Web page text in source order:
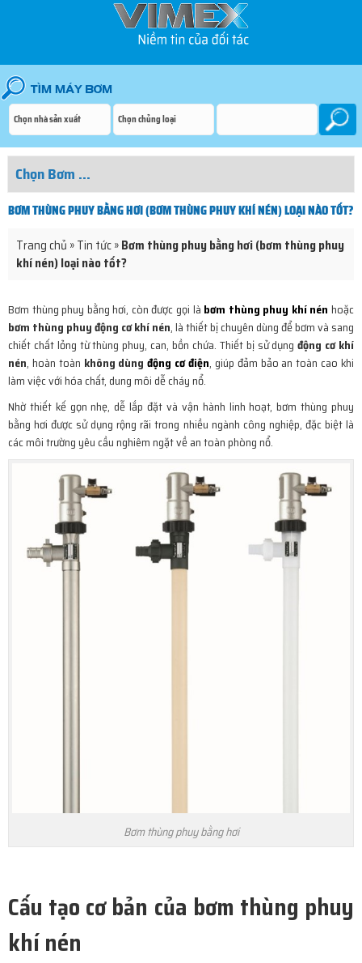
BƠM THÙNG PHUY BẰNG HƠI (BƠM THÙNG PHUY KHÍ NÉN) LOẠI NÀO TỐT?
Trang chủ »Tin tức»Bơm thùng phuy bằng hơi (bơm thùng phuy
khí nén) loại nào tốt?
Bơm thùng phuy bằng hơi, còn được gọi là bơm thùng phuy khí nén hoặc
bơm thùng phuy động cơ khí nén, là thiết bị chuyên dùng để bơm và sang
chiết chất lỏng từ thùng phuy, can, bồn chứa. Thiết bị sử dụngđộng cơ khí
nén, hoàn toàn không dùngđộng cơ điện, giúp đảm bảo an toàn cao khi
làm việc với hóa chất, dung môi dễ cháy nổ.
Nhờ thiết kế gọn nhẹ, dễ lắp đặt và vận hành linh hoạt, bơm thùng phuy
bằng hơi được sử dụng rộng rãi trong nhiều ngành công nghiệp, đặc biệt là
các môi trường yêu cầu nghiêm ngặt về an toàn phòng nổ.
Bơm thùng phuy bằng hơi
Cấu tạo cơ bản của bơm thùng phuy
khí nén